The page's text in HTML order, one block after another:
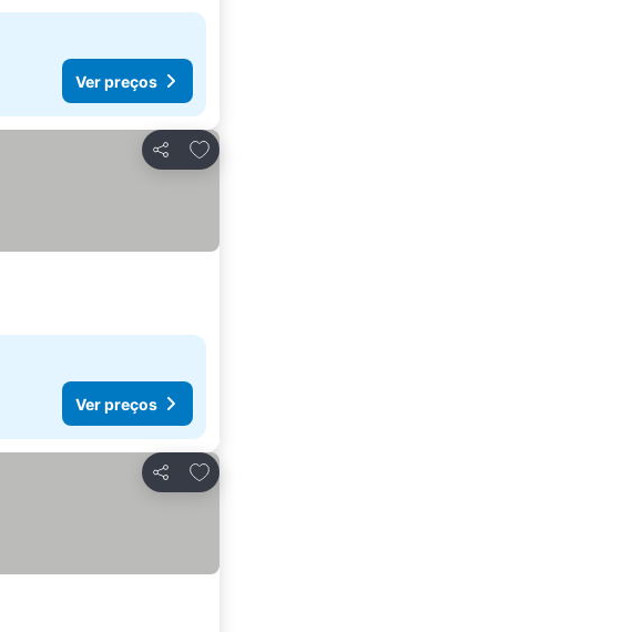
Ver preços
Partilhar
Adicionar aos favoritos
Ver preços
Partilhar
Adicionar aos favoritos